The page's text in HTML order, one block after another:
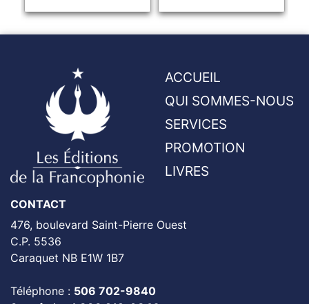
ACCUEIL
QUI SOMMES-NOUS
SERVICES
PROMOTION
LIVRES
CONTACT
476, boulevard Saint-Pierre Ouest
C.P. 5536
Caraquet NB E1W 1B7
Téléphone : 506 702-9840